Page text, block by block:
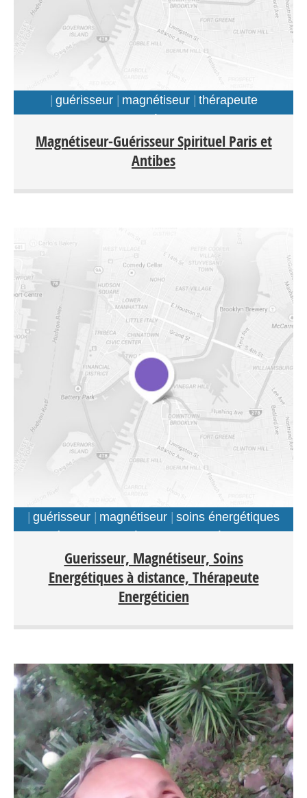
guérisseur magnétiseur
thérapeute
Magnétiseur-Guérisseur Spirituel Paris et
Antibes
guérisseur magnétiseur
soins énergétiques
Guerisseur, Magnétiseur, Soins
Energétiques à distance, Thérapeute
Energéticien